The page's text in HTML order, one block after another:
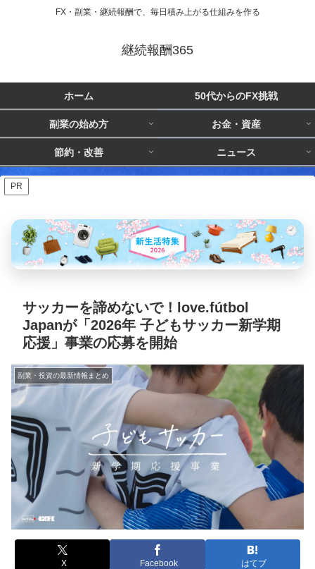
FX・副業・継続報酬で、毎日積み上がる仕組みを作る
継続報酬365
ホーム 50代からのFX挑戦
副業の始め方 お金・資産
節約・改善 ニュース
PR
サッカーを諦めないで！love.fútbol
Japanが「2026年 子どもサッカー新学期
応援」事業の応募を開始
副業・投資の最新情報まとめ
X Facebook はてブ